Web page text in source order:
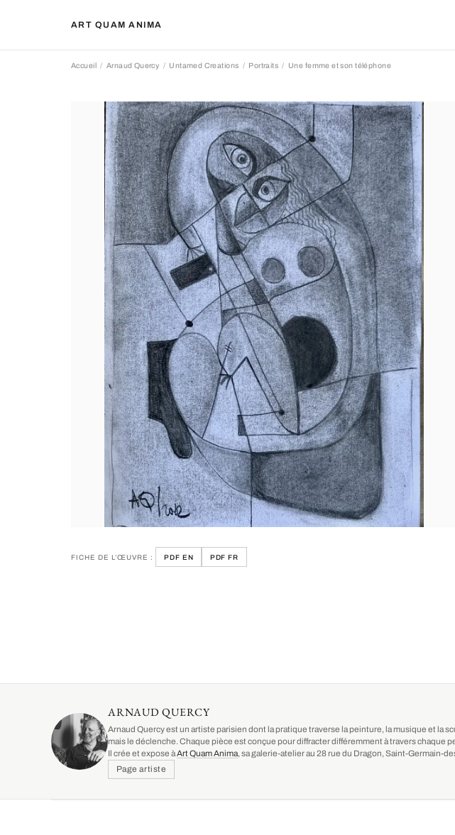
ART QUAM ANIMA
Accueil Arnaud Quercy Untamed Creations Portraits Une femme et son téléphone
FICHE DE L’ŒUVRE : PDF EN PDF FR
ARNAUD QUERCY
Arnaud Quercy est un artiste parisien dont la pratique traverse la peinture, la musique et
mais le déclenche. Chaque pièce est conçue pour diffracter différemment à travers chaque
Il crée et expose àArt Quam Anima, sa galerie-atelier au 28 rue du Dragon, Saint-Germain-
Page artiste